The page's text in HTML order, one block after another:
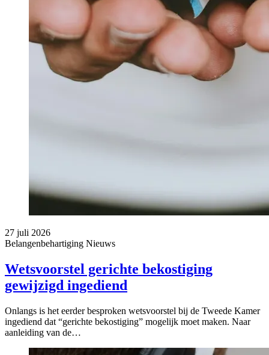
27 juli 2026
Belangenbehartiging Nieuws
Wetsvoorstel gerichte bekostiging
gewijzigd ingediend
Onlangs is het eerder besproken wetsvoorstel bij de Tweede Kamer
ingediend dat “gerichte bekostiging” mogelijk moet maken. Naar
aanleiding van de…